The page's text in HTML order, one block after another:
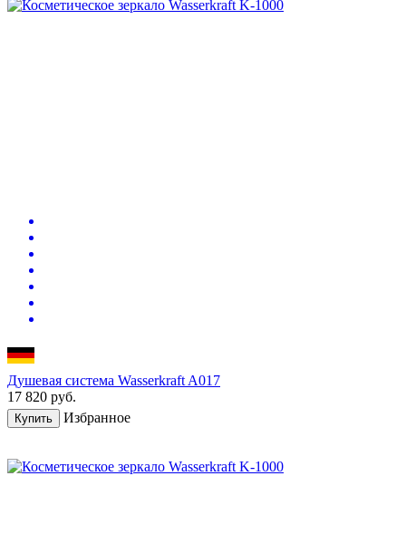
Душевая система Wasserkraft A017
17 820 руб.
Купить Избранное